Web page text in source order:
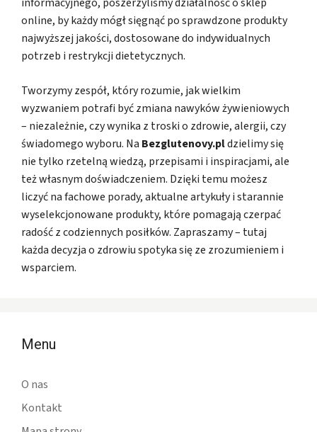
online, by każdy mógł sięgnąć po sprawdzone produkty
najwyższej jakości, dostosowane do indywidualnych
potrzeb i restrykcji dietetycznych.
Tworzymy zespół, który rozumie, jak wielkim
wyzwaniem potrafi być zmiana nawyków żywieniowych
– niezależnie, czy wynika z troski o zdrowie, alergii, czy
świadomego wyboru. Na Bezglutenovy.pldzielimy się
nie tylko rzetelną wiedzą, przepisami i inspiracjami, ale
też własnym doświadczeniem. Dzięki temu możesz
liczyć na fachowe porady, aktualne artykuły i starannie
wyselekcjonowane produkty, które pomagają czerpać
radość z codziennych posiłków. Zapraszamy – tutaj
każda decyzja o zdrowiu spotyka się ze zrozumieniem i
wsparciem.
Menu
O nas
Kontakt